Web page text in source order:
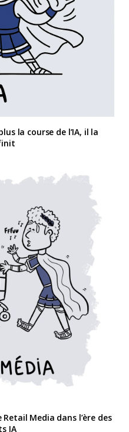
la course de l’IA, il la
Media dans l’ère des
IA